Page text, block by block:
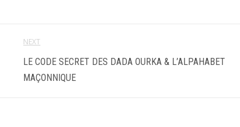
NEXT
LE CODE SECRET DES DADA OURKA & L’ALPAHABET
MAÇONNIQUE